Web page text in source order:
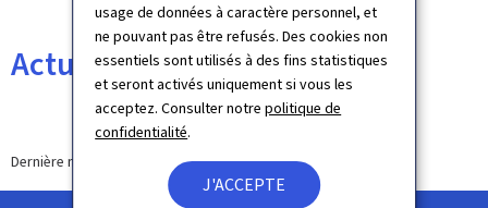
usage de données à caractère personnel, et
ne pouvant pas être refusés. Des cookies non
essentiels sont utilisés à des fins statistiques
et seront activés uniquement si vous les
acceptez. Consulter notrepolitique de
confidentialité.
J'ACCEPTE
Actualités
Dernière modification le 26.03.2026